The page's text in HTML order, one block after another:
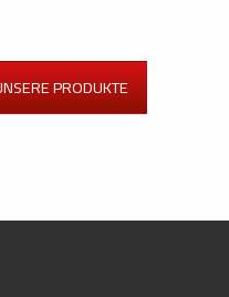
PRODUKTE